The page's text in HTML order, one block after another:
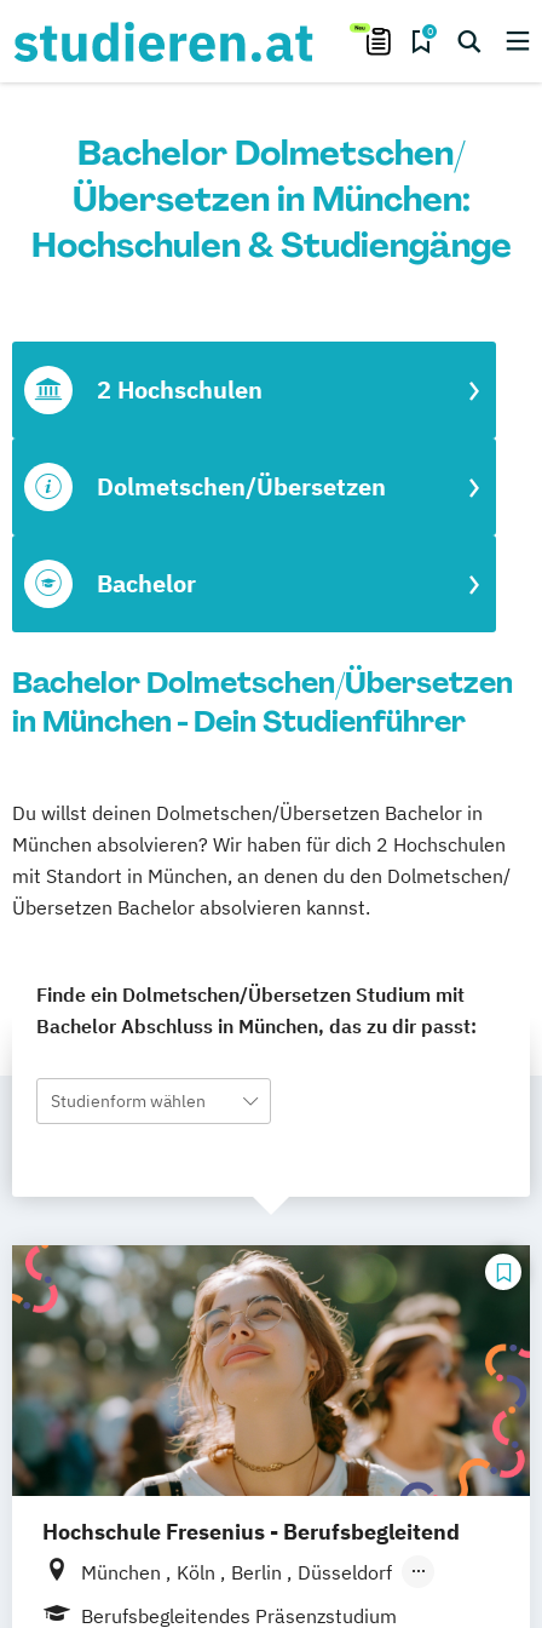
0
Bachelor Dolmetschen/
Übersetzen in München:
Hochschulen & Studiengänge
Bachelor
Dolmetschen/Übersetzen
2 Hochschulen
Bachelor Dolmetschen/Übersetzen
in München - Dein Studienführer
Du willst deinen Dolmetschen/Übersetzen Bachelor in
München absolvieren? Wir haben für dich 2 Hochschulen
mit Standort in München, an denen du den Dolmetschen/
Übersetzen Bachelor absolvieren kannst.
Finde ein Dolmetschen/Übersetzen Studium mit
Bachelor Abschluss in München, das zu dir passt:
Studienform wählen
Hochschule Fresenius - Berufsbegleitend
München Köln Berlin
Düsseldorf
Frankfurt
Hamburg Idstein
Wiesbaden
Berufsbegleitendes Präsenzstudium